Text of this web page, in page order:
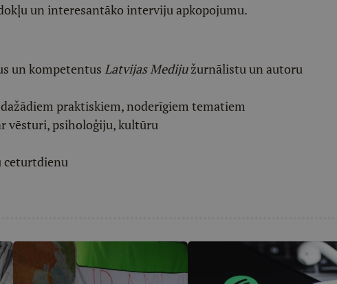
un interesantāko interviju apkopojumu.
un kompetentus Latvijas Medijužurnālistu un autoru
praktiskiem, noderīgiem tematiem
vēsturi, psiholoģiju, kultūru
ceturtdienu